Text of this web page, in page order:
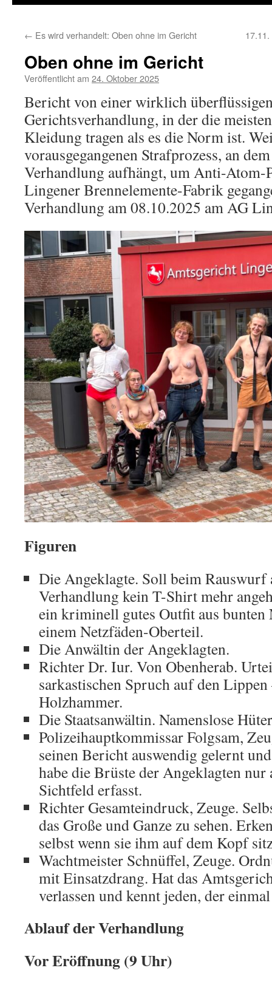
← Es wird verhandelt: Oben ohne im Gericht
Oben ohne im Gericht
Veröffentlicht am 24. Oktober 2025
Bericht von einer wirklich
Gerichtsverhandlung, in der die
Kleidung tragen als es die Norm ist.
vorausgegangenen Strafprozess, an
Verhandlung aufhängt, um Anti-Atom-
Lingener Brennelemente-Fabrik
Verhandlung am 08.10.2025 am AG
Figuren
Die Angeklagte. Soll beim Rauswurf
Verhandlung kein T-Shirt mehr
ein kriminell gutes Outfit aus
einem Netzfäden-Oberteil.
Die Anwältin der Angeklagten.
Richter Dr. Iur. Von Obenherab.
sarkastischen Spruch auf den
Holzhammer.
Die Staatsanwältin. Namenslose
Polizeihauptkommissar Folgsam,
seinen Bericht auswendig gelernt
habe die Brüste der Angeklagten nur
Sichtfeld erfasst.
Richter Gesamteindruck, Zeuge.
das Große und Ganze zu sehen.
selbst wenn sie ihm auf dem Kopf
Wachtmeister Schnüffel, Zeuge.
mit Einsatzdrang. Hat das
verlassen und kennt jeden, der
Ablauf der Verhandlung
Vor Eröffnung (9 Uhr)